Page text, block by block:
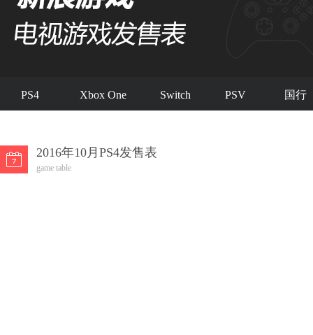
PS4 Xbox One Switch PSV 国行
2016年10月PS4发售表
game table